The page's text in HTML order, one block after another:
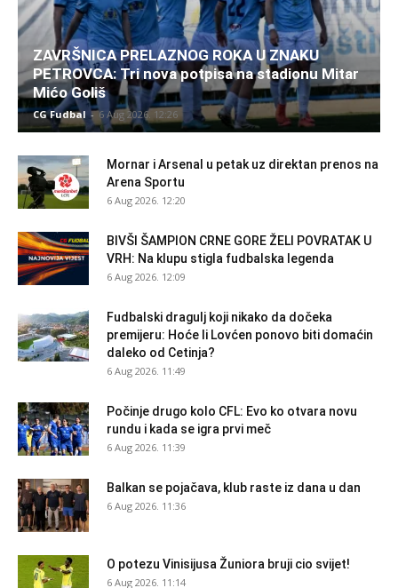
ZAVRŠNICA PRELAZNOG ROKA U ZNAKU
PETROVCA: Tri nova potpisa na stadionu Mitar
Mićo Goliš
CG Fudbal - 6 Aug 2026. 12:26
Mornar i Arsenal u petak uz direktan prenos na
Arena Sportu
6 Aug 2026. 12:20
BIVŠI ŠAMPION CRNE GORE ŽELI POVRATAK U
VRH: Na klupu stigla fudbalska legenda
6 Aug 2026. 12:09
Fudbalski dragulj koji nikako da dočeka
premijeru: Hoće li Lovćen ponovo biti domaćin
daleko od Cetinja?
6 Aug 2026. 11:49
Počinje drugo kolo CFL: Evo ko otvara novu
rundu i kada se igra prvi meč
6 Aug 2026. 11:39
Balkan se pojačava, klub raste iz dana u dan
6 Aug 2026. 11:36
O potezu Vinisijusa Žuniora bruji cio svijet!
6 Aug 2026. 11:14